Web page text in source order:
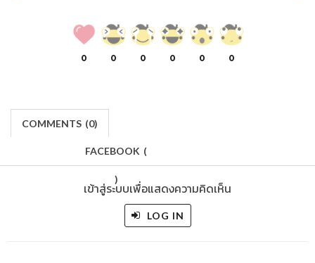
0 0 0 0 0 0
COMMENTS (0)
FACEBOOK (
)
เข้าสู่ระบบเพื่อแสดงความคิดเห็น
LOG IN